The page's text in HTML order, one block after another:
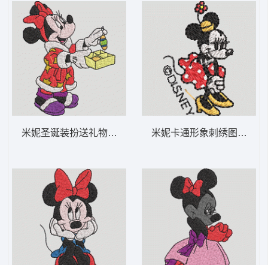
米妮圣诞装扮送礼物 米妮 64-DST格式米妮卡通形象刺绣图案 米